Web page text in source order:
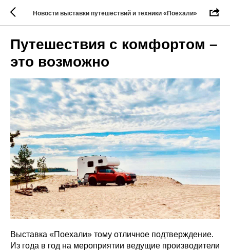
Новости выставки путешествий и техники «Поехали»
Путешествия с комфортом –
это возможно
Выставка «Поехали» тому отличное подтверждение.
Из года в год на мероприятии ведущие производители